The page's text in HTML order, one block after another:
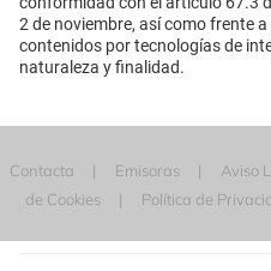
2 de noviembre, así como frente
contenidos por tecnologías de
naturaleza y finalidad.
Contacta Emisoras Aviso
de Cookies
Política de